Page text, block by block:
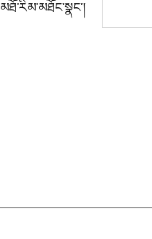
མཐོ་རིམ་མཐོང་སྣང་།